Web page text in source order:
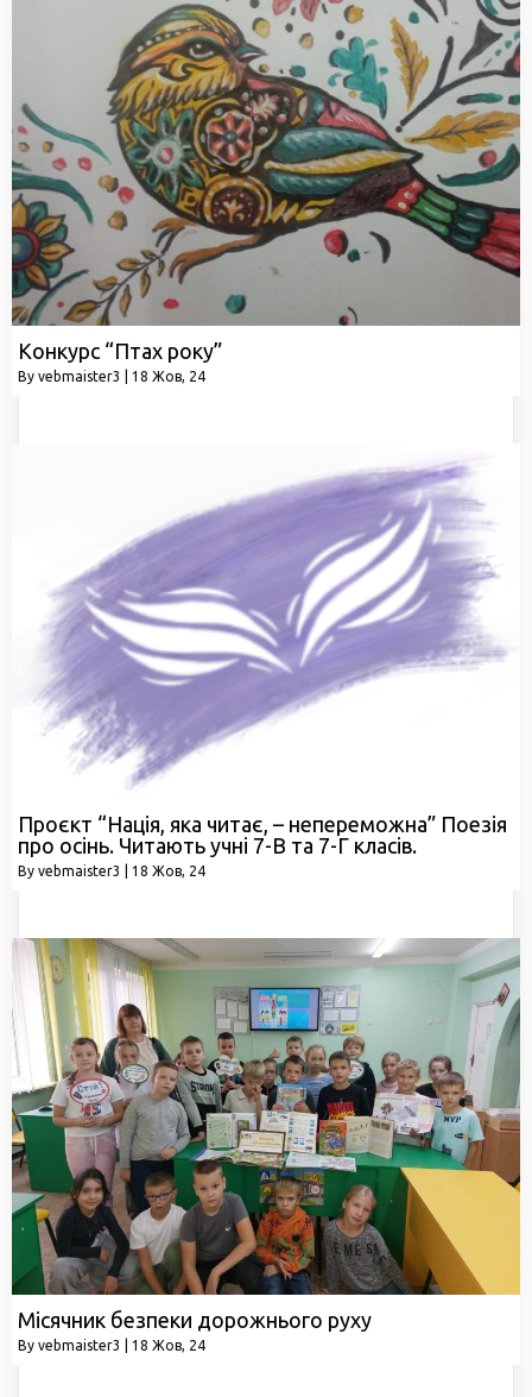
Конкурс “Птах року”
By vebmaister3 18 Жов, 24
Проєкт “Нація, яка читає, – непереможна” Поезія
про осінь. Читають учні 7-В та 7-Г класів.
By vebmaister3 18 Жов, 24
Місячник безпеки дорожнього руху
By vebmaister3 18 Жов, 24